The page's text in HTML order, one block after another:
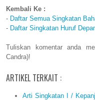
Kembali Ke :
- Daftar Semua Singkatan
- Daftar Singkatan Huruf
Tuliskan komentar anda
Candra)!
ARTIKEL TERKAIT :
Arti Singkatan I /